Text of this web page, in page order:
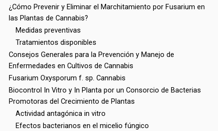
¿Cómo Prevenir y Eliminar el Marchitamiento por Fusarium en
las Plantas de Cannabis?
Medidas preventivas
Tratamientos disponibles
Consejos Generales para la Prevención y Manejo de
Enfermedades en Cultivos de Cannabis
Fusarium Oxysporum f. sp. Cannabis
Biocontrol In Vitro y In Planta por un Consorcio de Bacterias
Promotoras del Crecimiento de Plantas
Actividad antagónica in vitro
Efectos bacterianos en el micelio fúngico